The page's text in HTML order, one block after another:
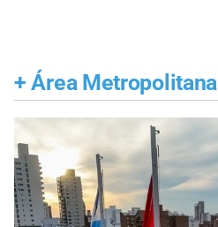
+ Área Metropolitana